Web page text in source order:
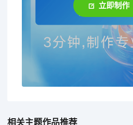
立即制作
相关主题作品推荐